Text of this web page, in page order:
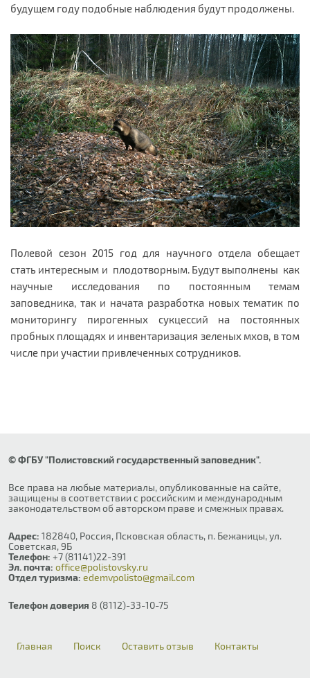
будущем году подобные наблюдения будут продолжены.
Полевой сезон 2015 год для научного отдела обещает
стать интересным и плодотворным. Будут выполнены как
научные исследования по постоянным темам
заповедника, так и начата разработка новых тематик по
мониторингу пирогенных сукцессий на постоянных
пробных площадях и инвентаризация зеленых мхов, в том
числе при участии привлеченных сотрудников.
© ФГБУ "Полистовский государственный заповедник".
Все права на любые материалы, опубликованные на сайте,
защищены в соответствии с российским и международным
законодательством об авторском праве и смежных правах.
Адрес: 182840, Россия, Псковская область, п. Бежаницы, ул.
Советская, 9Б
Телефон: +7 (81141)22-391
Эл. почта: office@polistovsky.ru
Отдел туризма: edemvpolisto@gmail.com
Телефон доверия 8 (8112)-33-10-75
Главная Поиск Оставить отзыв Контакты